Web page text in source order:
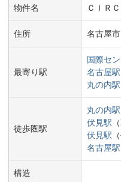
物件名 ＣＩＲ
住所 名古屋
最寄り駅
国際セ
名古屋駅
丸の内駅
徒歩圏駅
丸の内駅
伏見駅 （
伏見駅 （
名古屋駅
構造